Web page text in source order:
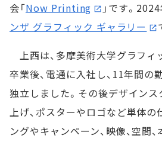
会「Now Printing 」です。
ンザ グラフィック ギャラリー
上西は、多摩美術大学グラフィ
卒業後、電通に入社し、11年間の
独立しました。その後デザインス
上げ、ポスターやロゴなど単体の
ングやキャンペーン、映像、空間